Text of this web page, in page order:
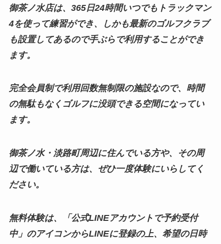
御茶ノ水店は、365日24時間いつでもトラックマン
4を使って練習ができ、しかも最新のゴルフクラブ
も設置してあるので手ぶらで利用することができ
ます。
完全会員制で利用回数無制限の施設なので、時間
の無駄もなくゴルフに没頭できる空間になってい
ます。
御茶ノ水・淡路町周辺に住んでいる方や、その周
辺で働いている方は、ぜひ一度体験にいらしてく
ださい。
無料体験は、「公式LINEアカウントで予約受付
中」のアイコンからLINEに登録の上、希望の日時